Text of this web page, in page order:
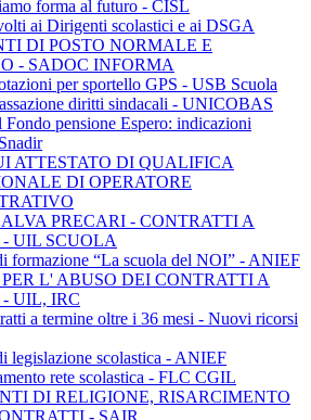
forma al futuro - CISL
ai Dirigenti scolastici e ai DSGA
DI POSTO NORMALE E
- SADOC INFORMA
per sportello GPS - USB Scuola
diritti sindacali - UNICOBAS
Fondo pensione Espero: indicazioni
ATTESTATO DI QUALIFICA
DI OPERATORE
PRECARI - CONTRATTI A
UIL SCUOLA
formazione “La scuola del NOI” - ANIEF
L' ABUSO DEI CONTRATTI A
UIL, IRC
a termine oltre i 36 mesi - Nuovi ricorsi
legislazione scolastica - ANIEF
rete scolastica - FLC CGIL
DI RELIGIONE, RISARCIMENTO